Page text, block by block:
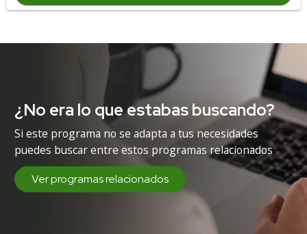
¿No era lo que estabas buscando?
Si este programa no se adapta a tus necesidades
puedes buscar entre estos programas relacionados
Ver programas relacionados